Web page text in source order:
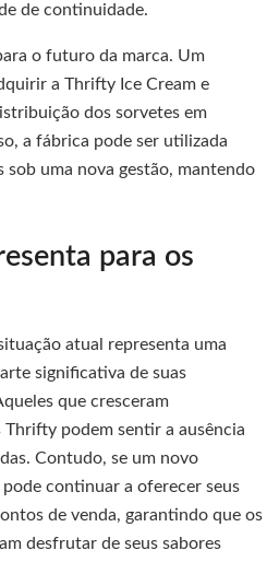
de continuidade.
o futuro da marca. Um
a Thrifty Ice Cream e
dos sorvetes em
a fábrica pode ser utilizada
uma nova gestão, mantendo
para os
atual representa uma
significativa de suas
que cresceram
podem sentir a ausência
Contudo, se um novo
continuar a oferecer seus
de venda, garantindo que os
desfrutar de seus sabores